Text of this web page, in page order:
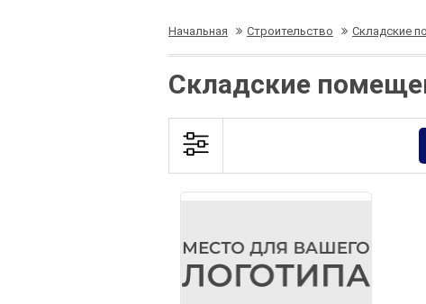
Начальная Строительство Складские
Складские